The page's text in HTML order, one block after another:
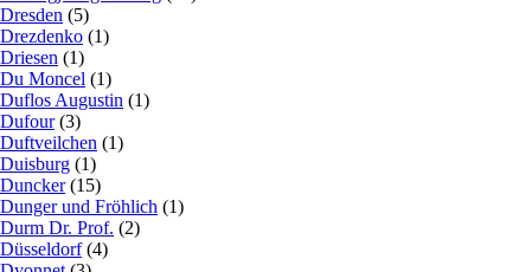
Dresden (5)
Drezdenko (1)
Driesen (1)
Du Moncel (1)
Duflos Augustin (1)
Dufour (3)
Duftveilchen (1)
Duisburg (1)
Duncker (15)
Dunger und Fröhlich (1)
Durm Dr. Prof. (2)
Düsseldorf (4)